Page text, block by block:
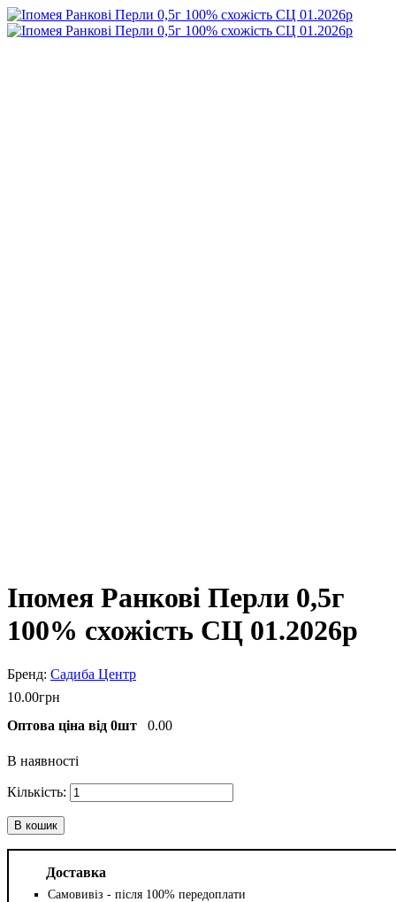
Іпомея Ранкові Перли 0,5г
100% схожість СЦ 01.2026р
Садиба Центр
10.00грн
Оптова ціна від 0шт
0.00
В наявності
В кошик
Доставка
Самовивіз - після 100% передоплати